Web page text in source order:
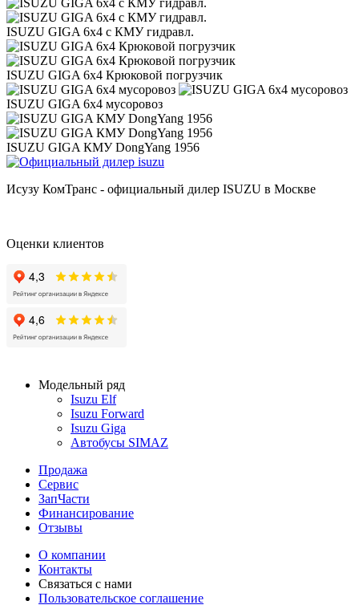
ISUZU GIGA 6x4 с КМУ гидравл.
ISUZU GIGA 6x4 Крюковой погрузчик
ISUZU GIGA 6х4 мусоровоз
ISUZU GIGA КМУ DongYang 1956
Исузу КомТранс - официальный дилер ISUZU в Москве
Оценки клиентов
Модельный ряд
Isuzu Elf
Isuzu Forward
Isuzu Giga
Автобусы SIMAZ
Продажа
Сервис
ЗапЧасти
Финансирование
Отзывы
О компании
Контакты
Связаться с нами
Пользовательское соглашение